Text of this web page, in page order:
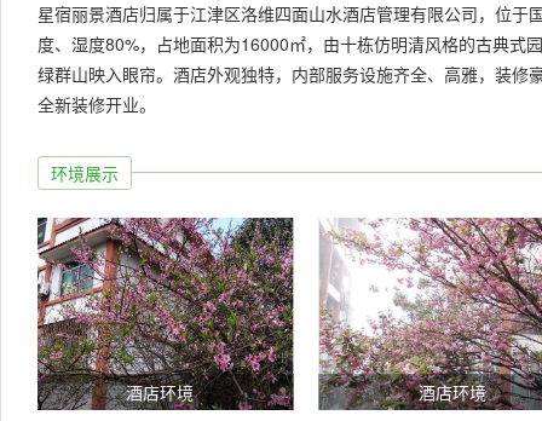
星宿丽景酒店归属于江津区洛维四面山水酒店管理有限公司，位
度、湿度80%，占地面积为16000㎡，由十栋仿明清风格的古典
绿群山映入眼帘。酒店外观独特，内部服务设施齐全、高雅，装
全新装修开业。
环境展示
酒店环境 酒店环境